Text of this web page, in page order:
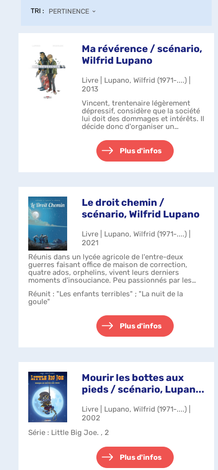
TRI : PERTINENCE
Ma révérence / scénario,
Wilfrid Lupano
Livre | Lupano, Wilfrid (1971-....) |
2013
Vincent, trentenaire légèrement
dépressif, considère que la société
lui doit des dommages et intérêts. Il
décide donc d'organiser un
préjudice moral dont il a été
victime. En choisissant comme
com...
Plus d'infos
Le droit chemin /
scénario, Wilfrid Lupano
Livre | Lupano, Wilfrid (1971-....) |
2021
Réunis dans un lycée agricole de l'entre-deux
guerres faisant office de maison de correction,
quatre ados, orphelins, vivent leurs derniers
moments d'insouciance. Peu passionnés par les
Réunit : "Les enfants terribles" ; "La nuit de la
goule"
Plus d'infos
Mourir les bottes aux
pieds / scénario, Lupan...
Livre | Lupano, Wilfrid (1971-....) |
2002
Série : Little Big Joe. , 2
Plus d'infos